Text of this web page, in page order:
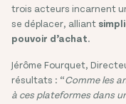
trois acteurs incarnent
se déplacer, alliant
pouvoir d’achat.
Jérôme Fourquet,
résultats : “Comme les
à ces plateformes dans